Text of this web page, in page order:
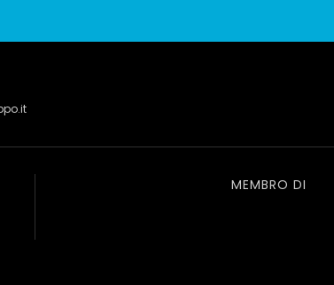
MEMBRO DI